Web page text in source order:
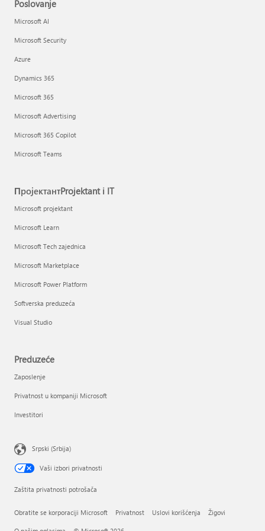
Poslovanje
Microsoft AI
Microsoft Security
Azure
Dynamics 365
Microsoft 365
Microsoft Advertising
Microsoft 365 Copilot
Microsoft Teams
ПројектантProjektant i IT
Microsoft projektant
Microsoft Learn
Microsoft Tech zajednica
Microsoft Marketplace
Microsoft Power Platform
Softverska preduzeća
Visual Studio
Preduzeće
Zaposlenje
Privatnost u kompaniji Microsoft
Investitori
Srpski (Srbija)
Vaši izbori privatnosti
Zaštita privatnosti potrošača
Obratite se korporaciji Microsoft Privatnost Uslovi korišćenja Žigovi